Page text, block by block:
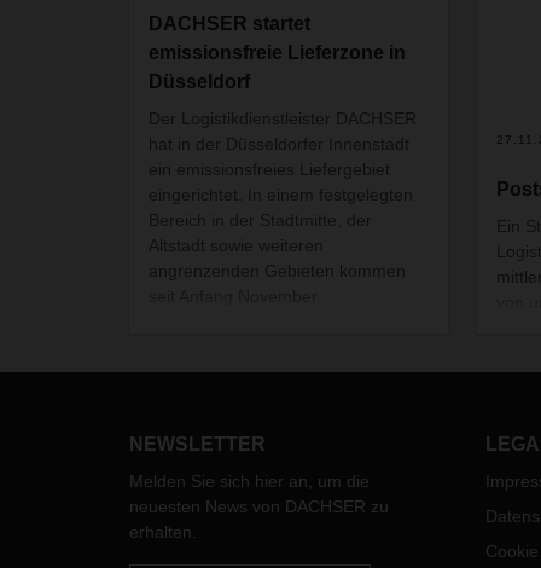
DACHSER startet
emissionsfreie Lieferzone in
Düsseldorf
Der Logistikdienstleister DACHSER
hat in der Düsseldorfer Innenstadt
ein emissionsfreies Liefergebiet
eingerichtet. In einem festgelegten
Bereich in der Stadtmitte, der
Altstadt sowie weiteren
angrenzenden Gebieten kommen
Einsatz. Diese übernehmen dort die
Ein
2019
noch
NEWSLETTER
Melden Sie sich hier an, um die
neuesten News von DACHSER zu
erhalten.